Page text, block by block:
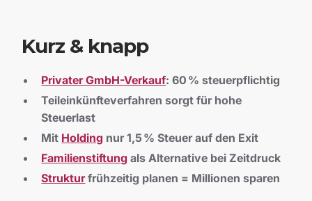
Kurz & knapp
Privater GmbH-Verkauf: 60 % steuerpflichtig
Teileinkünfteverfahren sorgt für hohe
Steuerlast
Mit Holding nur 1,5 % Steuer auf den Exit
Familienstiftung als Alternative bei Zeitdruck
Strukturfrühzeitig planen = Millionen sparen